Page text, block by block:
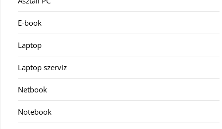
E-book
Laptop
Laptop szerviz
Netbook
Notebook